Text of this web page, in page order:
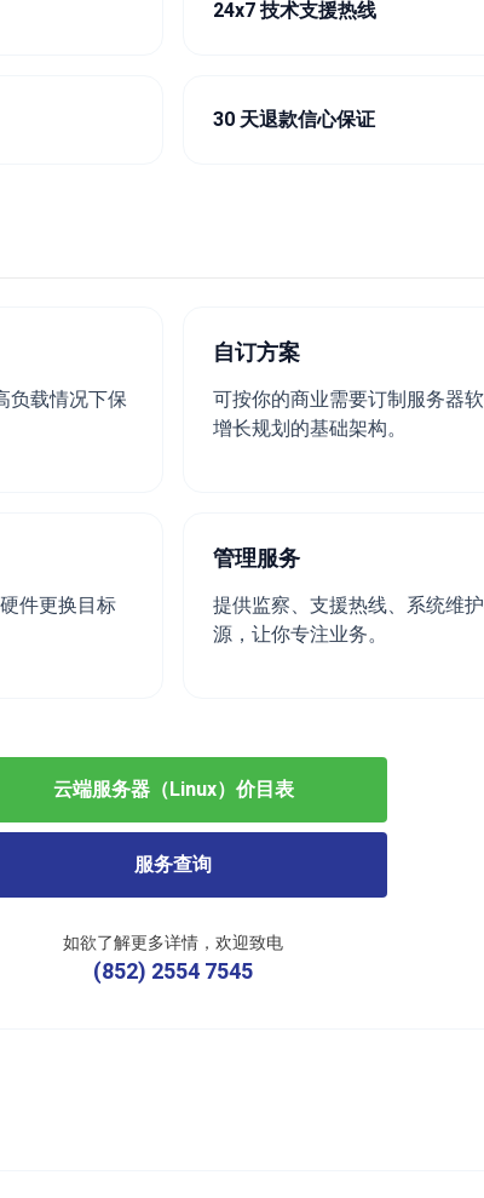
24x7 技术支援热线
30 天退款信心保证
负载情况下保
自订方案
可按你的商业需要订制服务器
增长规划的基础架构。
件更换目标
管理服务
提供监察、支援热线、系统维
源，让你专注业务。
云端服务器（Linux）价目表
服务查询
如欲了解更多详情，欢迎致电
(852) 2554 7545